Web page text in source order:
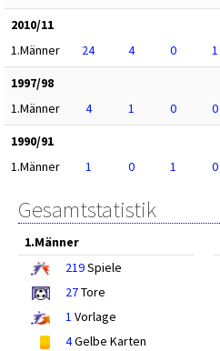
2010/11
1.Männer
24 4 0 1
1997/98
1.Männer
4 1 0 0
1990/91
1.Männer
1 0 1 0
Gesamtstatistik
1.Männer
219Spiele
27Tore
1 Vorlage
4Gelbe Karten